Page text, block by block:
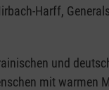
Harff,
und
mit warmen